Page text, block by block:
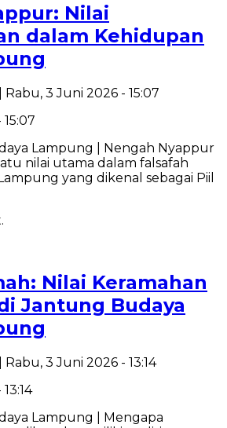
Nilai
dalam Kehidupan
| Rabu, 3 Juni 2026 - 15:07
Lampung | Nengah Nyappur
nilai utama dalam falsafah
yang dikenal sebagai Piil
Nilai Keramahan
Jantung Budaya
| Rabu, 3 Juni 2026 - 13:14
Lampung | Mengapa